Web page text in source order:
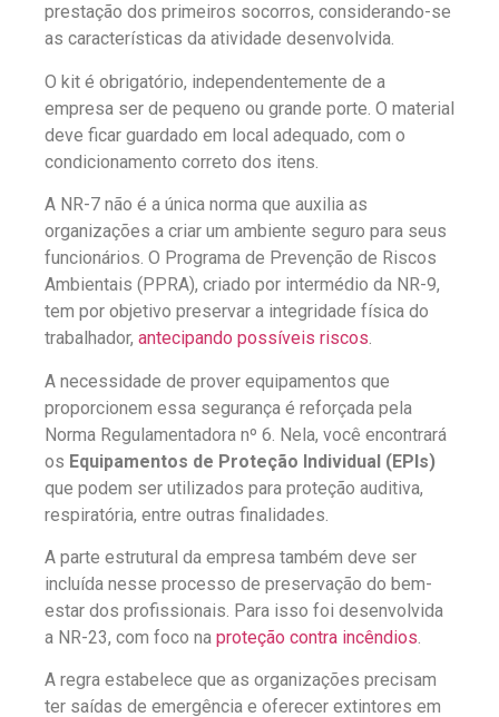
prestação dos primeiros socorros, considerando-se
as características da atividade desenvolvida.
O kit é obrigatório, independentemente de a
empresa ser de pequeno ou grande porte. O material
deve ficar guardado em local adequado, com o
condicionamento correto dos itens.
A NR-7 não é a única norma que auxilia as
organizações a criar um ambiente seguro para seus
funcionários. O Programa de Prevenção de Riscos
Ambientais (PPRA), criado por intermédio da NR-9,
tem por objetivo preservar a integridade física do
trabalhador, antecipando possíveis riscos.
A necessidade de prover equipamentos que
proporcionem essa segurança é reforçada pela
Norma Regulamentadora nº 6. Nela, você encontrará
os Equipamentos de Proteção Individual (EPIs)
que podem ser utilizados para proteção auditiva,
respiratória, entre outras finalidades.
A parte estrutural da empresa também deve ser
incluída nesse processo de preservação do bem-
estar dos profissionais. Para isso foi desenvolvida
a NR-23, com foco na proteção contra incêndios.
A regra estabelece que as organizações precisam
ter saídas de emergência e oferecer extintores em